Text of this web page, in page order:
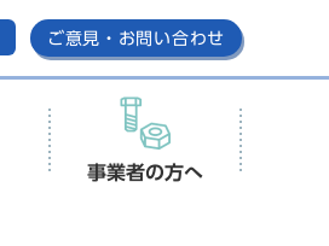
ご意見・お問い合わせ
事業者の方へ